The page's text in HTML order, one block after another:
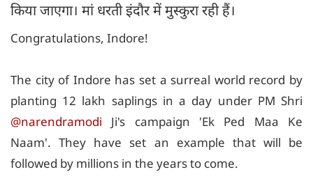
किया जाएगा। मां धरती इंदौर में मुस्कुरा रही हैं।
Congratulations, Indore!
The city of Indore has set a surreal world record by
planting 12 lakh saplings in a day under PM Shri
@narendramodi Ji's campaign 'Ek Ped Maa Ke
Naam'. They have set an example that will be
followed by millions in the years to come.